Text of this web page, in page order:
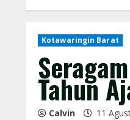
Kotawaringin Barat
Tahun
Calvin 11